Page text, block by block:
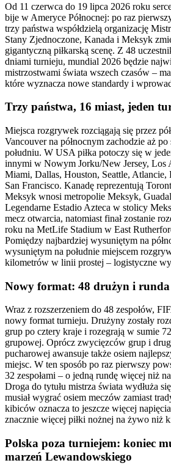
Od 11 czerwca do 19 lipca 2026 roku
bije w Ameryce Północnej: po raz
trzy państwa współdzielą organizację
Stany Zjednoczone, Kanada i Meksyk
gigantyczną piłkarską scenę. Z 48
dniami turnieju, mundial 2026 będzie
mistrzostwami świata wszech czasów –
które wyznacza nowe standardy i
Trzy państwa, 16 miast, jeden
Miejsca rozgrywek rozciągają się przez
Vancouver na północnym zachodzie aż
południu. W USA piłka potoczy się w
innymi w Nowym Jorku/New Jersey, Los
Miami, Dallas, Houston, Seattle,
San Francisco. Kanadę reprezentują
Meksyk wnosi metropolie Meksyk,
Legendarne Estadio Azteca w stolicy
mecz otwarcia, natomiast finał zostanie
roku na MetLife Stadium w East
Pomiędzy najbardziej wysuniętym na
wysuniętym na południe miejscem
kilometrów w linii prostej – logistyczne
Nowy format: 48 drużyn i runda
Wraz z rozszerzeniem do 48 zespołów,
nowy format turnieju. Drużyny zostały
grup po cztery kraje i rozegrają w sumie
grupowej. Oprócz zwycięzców grup i
pucharowej awansuje także osiem
miejsc. W ten sposób po raz pierwszy
32 zespołami – o jedną rundę więcej niż
Droga do tytułu mistrza świata wydłuża
musiał wygrać osiem meczów zamiast
kibiców oznacza to jeszcze więcej
znacznie więcej piłki nożnej na żywo niż
Polska poza turniejem: koniec
marzeń Lewandowskiego